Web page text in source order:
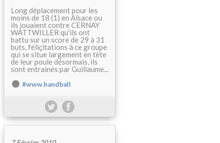
Long déplacement pour les
moins de 18 (1) en Alsace ou
ils jouaient contre CERNAY
WATTWILLER qu'ils ont
battu sur un score de 29 à 31
buts, féliçitations à ce groupe
qui se situe largement en tète
de leur poule désormais, ils
sont entrainés par Guillaume...
#www.handball